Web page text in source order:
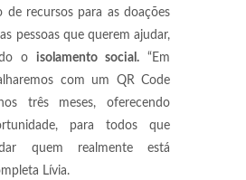
de recursos para as doações
pessoas que querem ajudar,
o isolamento social. “Em
com um QR Code
três meses, oferecendo
para todos que
quem realmente está
Lívia.